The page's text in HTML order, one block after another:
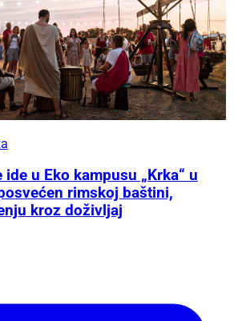
u Eko kampusu „Krka“ u
rimskoj baštini,
kroz doživljaj